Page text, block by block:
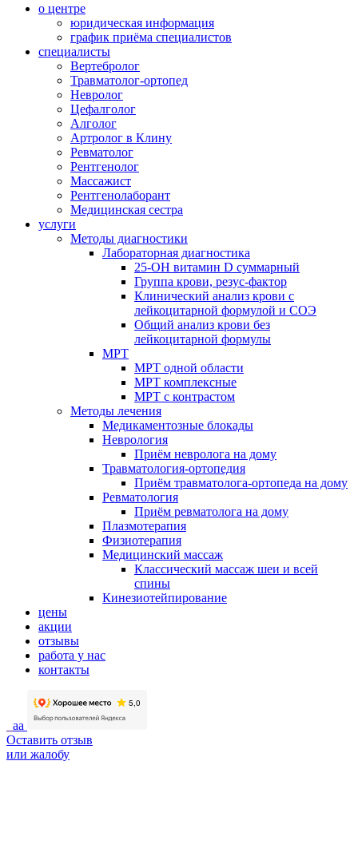
о центре
юридическая информация
график приёма специалистов
специалисты
Вертебролог
Травматолог-ортопед
Невролог
Цефалголог
Алголог
Артролог в Клину
Ревматолог
Рентгенолог
Массажист
Рентгенолаборант
Медицинская сестра
услуги
Методы диагностики
Лабораторная диагностика
25-OH витамин D суммарный
Группа крови, резус-фактор
Клинический анализ крови с
лейкоцитарной формулой и СОЭ
Общий анализ крови без
лейкоцитарной формулы
МРТ
МРТ одной области
МРТ комплексные
МРТ с контрастом
Методы лечения
Медикаментозные блокады
Неврология
Приём невролога на дому
Травматология-ортопедия
Приём травматолога-ортопеда на дому
Ревматология
Приём ревматолога на дому
Плазмотерапия
Физиотерапия
Медицинский массаж
Классический массаж шеи и всей
спины
Кинезиотейпирование
цены
акции
отзывы
работа у нас
контакты
aa
Оставить отзыв
или жалобу